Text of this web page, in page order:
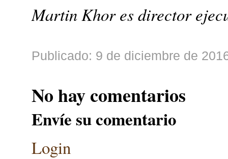
Martin Khor es director
Publicado: 9 de diciembre de
No hay comentarios
Envíe su comentario
Login